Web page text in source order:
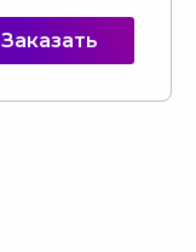
Заказать